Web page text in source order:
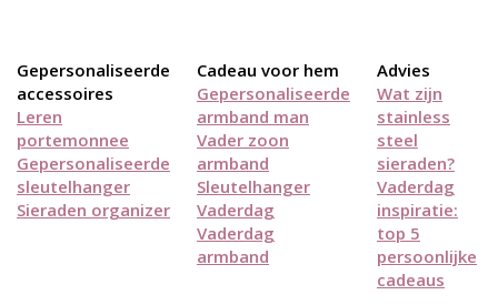
Gepersonaliseerde
accessoires
Leren
portemonnee
Gepersonaliseerde
sleutelhanger
Sieraden organizer
Cadeau voor hem
Gepersonaliseerde
armband man
Vader zoon
armband
Sleutelhanger
Vaderdag
Vaderdag
armband
Advies
Wat zijn
stainless
steel
sieraden?
Vaderdag
inspiratie:
top 5
persoonlijke
cadeaus